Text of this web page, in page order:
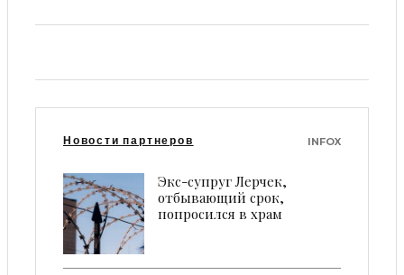
Новости партнеров INFOX
Экс-супруг Лерчек,
отбывающий срок,
попросился в храм